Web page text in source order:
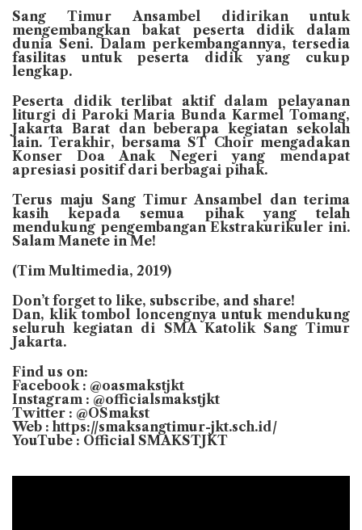
Sang Timur Ansambel didirikan untuk
mengembangkan bakat peserta didik dalam
dunia Seni. Dalam perkembangannya, tersedia
fasilitas untuk peserta didik yang cukup
lengkap.
Peserta didik terlibat aktif dalam pelayanan
liturgi di Paroki Maria Bunda Karmel Tomang,
Jakarta Barat dan beberapa kegiatan sekolah
lain. Terakhir, bersama ST Choir mengadakan
Konser Doa Anak Negeri yang mendapat
apresiasi positif dari berbagai pihak.
Terus maju Sang Timur Ansambel dan terima
kasih kepada semua pihak yang telah
mendukung pengembangan Ekstrakurikuler ini.
Salam Manete in Me!
(Tim Multimedia, 2019)
Don’t forget to like, subscribe, and share!
Dan, klik tombol loncengnya untuk mendukung
seluruh kegiatan di SMA Katolik Sang Timur
Jakarta.
Find us on:
Facebook : @oasmakstjkt
Instagram : @officialsmakstjkt
Twitter : @OSmakst
Web : https://smaksangtimur-jkt.sch.id/
YouTube : Official SMAKSTJKT